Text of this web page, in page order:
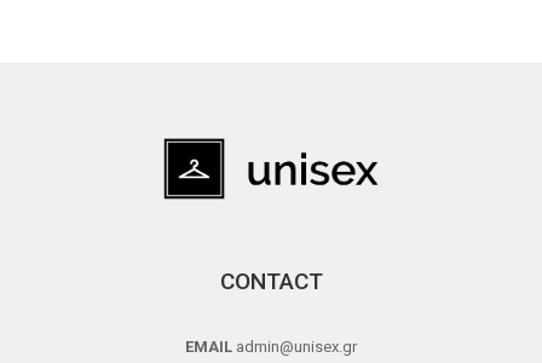
CONTACT
EMAIL admin@unisex.gr